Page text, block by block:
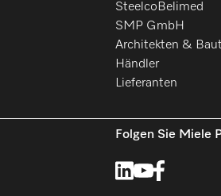
SteelcoBelimed
SMP GmbH
Architekten &
Händler
Lieferanten
Folgen Sie Miele